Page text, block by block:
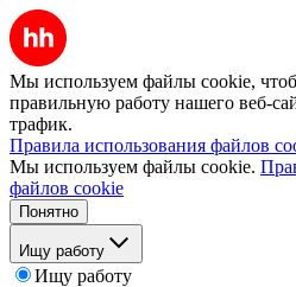
Мы используем файлы cookie,
правильную работу нашего веб-
трафик.
Правила использования файлов
Мы используем файлы cookie.
файлов cookie
Понятно
Ищу работу
Ищу работу